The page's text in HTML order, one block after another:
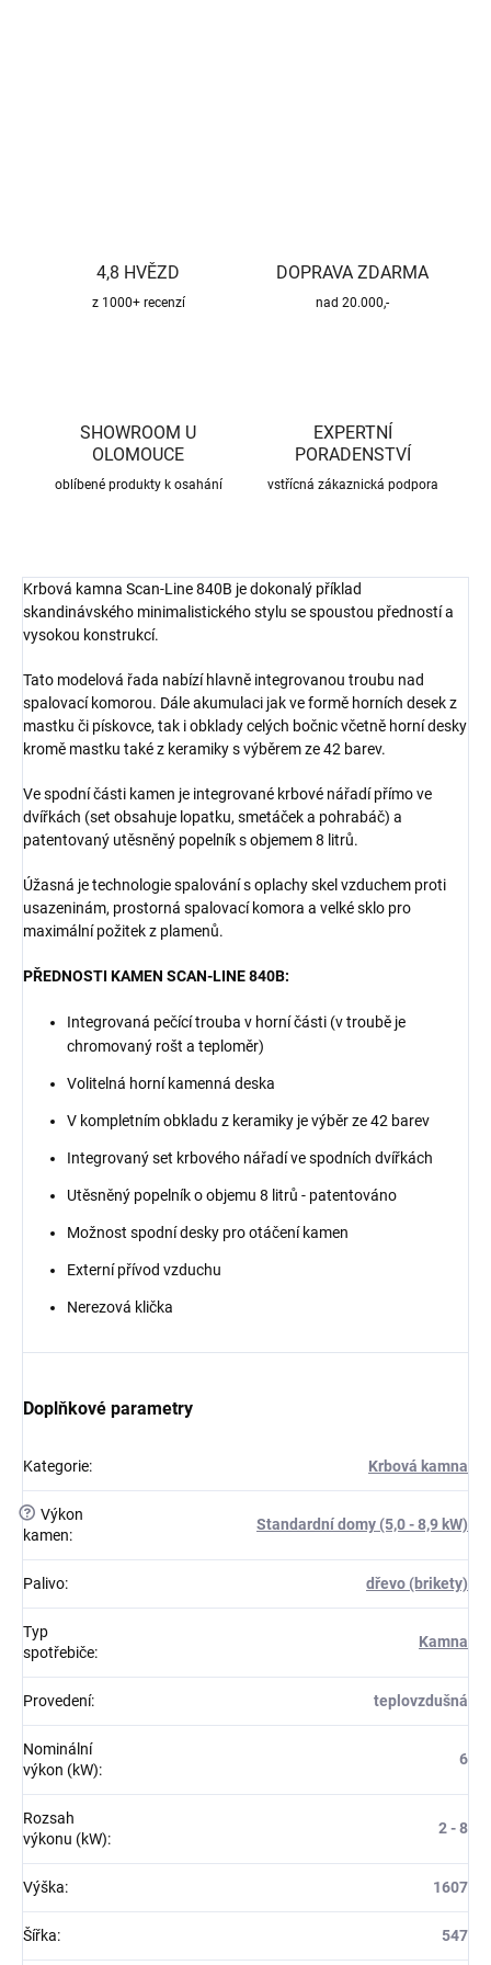
4,8 HVĚZD
z 1000+ recenzí
DOPRAVA ZDARMA
nad 20.000,-
SHOWROOM U
OLOMOUCE
oblíbené produkty k osahání
EXPERTNÍ
PORADENSTVÍ
vstřícná zákaznická podpora
Krbová kamna Scan-Line 840B je dokonalý příklad
skandinávského minimalistického stylu se spoustou předností a
vysokou konstrukcí.
Tato modelová řada nabízí hlavně integrovanou troubu nad
spalovací komorou. Dále akumulaci jak ve formě horních desek z
mastku či pískovce, tak i obklady celých bočnic včetně horní desky
kromě mastku také z keramiky s výběrem ze 42 barev.
Ve spodní části kamen je integrované krbové nářadí přímo ve
dvířkách (set obsahuje lopatku, smetáček a pohrabáč) a
patentovaný utěsněný popelník s objemem 8 litrů.
Úžasná je technologie spalování s oplachy skel vzduchem proti
usazeninám, prostorná spalovací komora a velké sklo pro
maximální požitek z plamenů.
PŘEDNOSTI KAMEN SCAN-LINE 840B:
Integrovaná pečící trouba v horní části (v troubě je
chromovaný rošt a teploměr)
Volitelná horní kamenná deska
V kompletním obkladu z keramiky je výběr ze 42 barev
Integrovaný set krbového nářadí ve spodních dvířkách
Utěsněný popelník o objemu 8 litrů - patentováno
Možnost spodní desky pro otáčení kamen
Externí přívod vzduchu
Nerezová klička
Doplňkové parametry
Kategorie: Krbová kamna
? Výkon
kamen:
Standardní domy (5,0 - 8,9 kW)
Palivo: dřevo (brikety)
Typ
spotřebiče:
Kamna
Provedení: teplovzdušná
Nominální
výkon (kW):
6
Rozsah
výkonu (kW):
2 - 8
Výška: 1607
Šířka: 547